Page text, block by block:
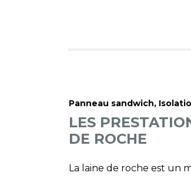
Panneau sandwich,
LES
DE ROCHE
La laine de roche est un